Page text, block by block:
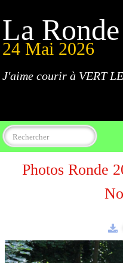
La
24 Mai 2026
J'aime courir à VERT
Accueil
Programme
Parcours
Photos Ronde